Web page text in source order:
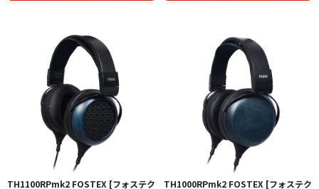
TH1100RPmk2 FOSTEX [フォステク
TH1000RPmk2 FOSTEX [フォステク